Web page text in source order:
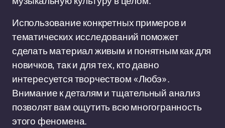
Использование конкретных примеров и
тематических исследований поможет
сделать материал живым и понятным как для
новичков, так и для тех, кто давно
интересуется творчеством «Любэ».
Внимание к деталям и тщательный анализ
позволят вам ощутить всю многогранность
этого феномена.